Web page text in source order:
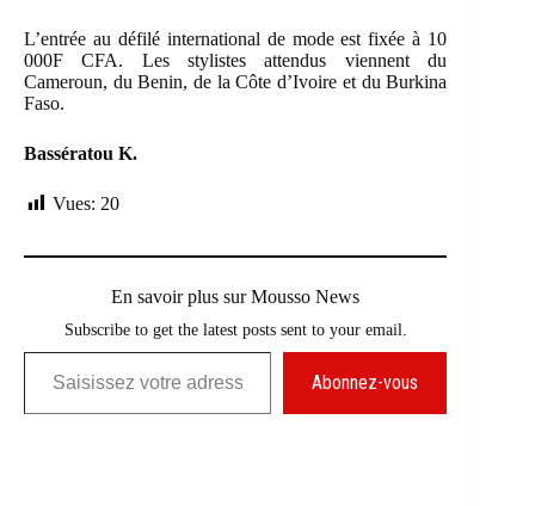
L’entrée au défilé international de mode est fixée à 10
000F CFA. Les stylistes attendus viennent du
Cameroun, du Benin, de la Côte d’Ivoire et du Burkina
Faso.
Bassératou K.
Vues: 20
En savoir plus sur Mousso News
Subscribe to get the latest posts sent to your email.
Saisissez votre adresse e-mail…
Abonnez-vous